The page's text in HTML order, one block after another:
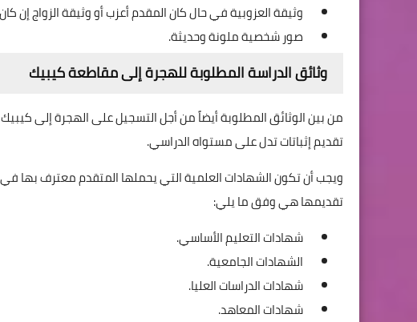
وثيقة العزوبية في حال كان المقدم أعزب أو وثيقة الزواج إن
صور شخصية ملونة وحديثة.
وثائق الدراسة المطلوبة للهجرة إلى مقاطعة كيبيك
من بين الوثائق المطلوبة أيضاً من أجل التسجيل على الهجرة إلى
تقديم إثباتات تدل على مستواه الدراسي.
ويجب أن تكون الشهادات العلمية التي يحملها المتقدم معترف بها
تقديمها هي وفق ما يلي:
شهادات التعليم الأساسي.
الشهادات الجامعية.
شهادات الدراسات العليا.
شهادات المعاهد.